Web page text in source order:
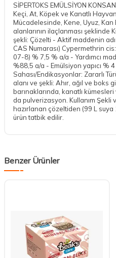
SİPERTOKS EMÜLSİYON
Keçi, At, Köpek ve Kanatlı
Mücadelesinde, Kene, Uyuz, Kan
alanlarının ilaçlanması şeklinde
şekli: Çözelti - Aktif maddenin
CAS Numarası) Cypermethrin
07-8) % 7,5 % a/a - Yardımcı
%88,5 a/a - Emülsiyon yapıcı % 4
Sahası/Endikasyonlar: Zararlı
alanı ve şekli: Ahır, ağıl ve boks
barınaklarında, kanatlı
da pulverizasyon. Kullanım Şekli
hazırlanan çözeltiden (99 L suya
ürün tatbik edilir.
Benzer Ürünler